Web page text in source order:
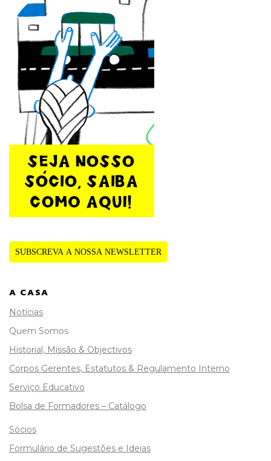
SUBSCREVA A NOSSA NEWSLETTER
A CASA
Notícias
Quem Somos
Historial, Missão & Objectivos
Corpos Gerentes, Estatutos & Regulamento Interno
Serviço Educativo
Bolsa de Formadores – Catálogo
Sócios
Formulário de Sugestões e Ideias